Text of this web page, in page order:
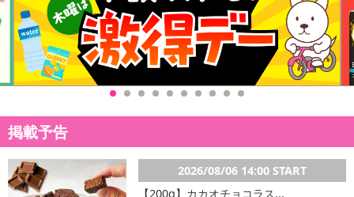
掲載予告
2026/08/06 14:00 START
【200g】カカオチョコラス...